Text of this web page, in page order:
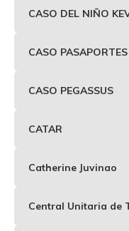
CASO DEL NIÑO
CASO PASAPORTES
CASO PEGASSUS
CATAR
Catherine Juvinao
Central Unitaria de